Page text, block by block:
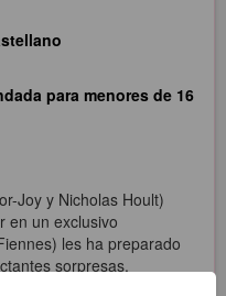
para menores de 16
Joy y Nicholas Hoult)
en un exclusivo
les ha preparado
sorpresas.